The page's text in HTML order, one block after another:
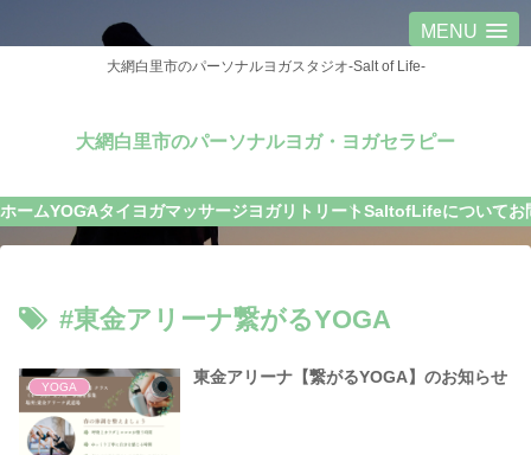
MENU
大網白里市のパーソナルヨガスタジオ-Salt of Life-
大網白里市のパーソナルヨガ・ヨガセラピー
ホームYOGAタイヨガマッサージヨガリトリートSaltofLifeについてお
#東金アリーナ繋がるYOGA
YOGA
東金アリーナ【繋がるYOGA】のお知らせ